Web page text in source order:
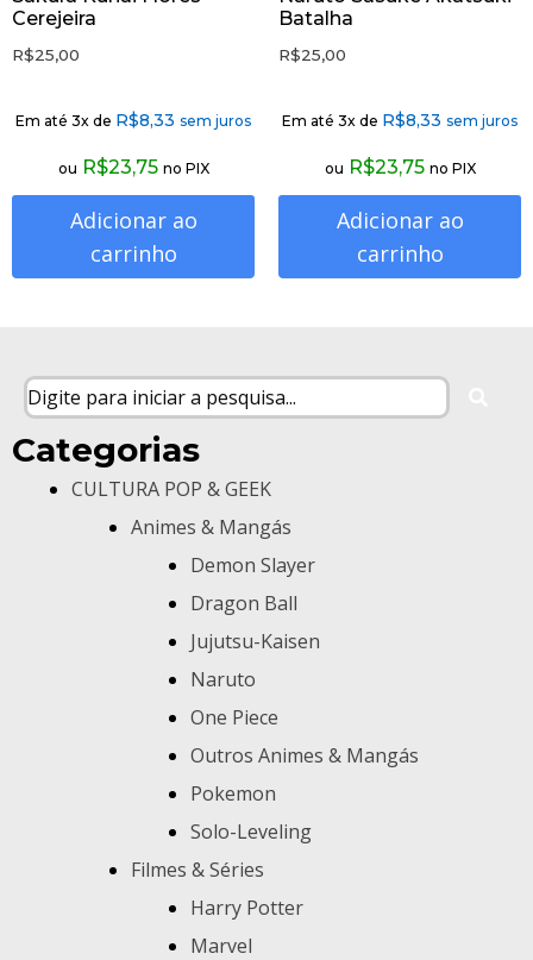
Cerejeira
R$25,00
Em até 3x de R$8,33 sem juros
ou R$23,75 no PIX
Adicionar ao
carrinho
Batalha
R$25,00
Em até 3x de R$8,33 sem juros
ou R$23,75 no PIX
Adicionar ao
carrinho
Categorias
CULTURA POP & GEEK
Animes & Mangás
Demon Slayer
Dragon Ball
Jujutsu-Kaisen
Naruto
One Piece
Outros Animes & Mangás
Pokemon
Solo-Leveling
Filmes & Séries
Harry Potter
Marvel